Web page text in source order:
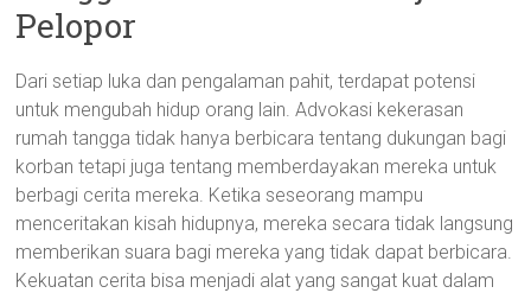
Pelopor
Dari setiap luka dan pengalaman pahit, terdapat potensi
untuk mengubah hidup orang lain. Advokasi kekerasan
rumah tangga tidak hanya berbicara tentang dukungan bagi
korban tetapi juga tentang memberdayakan mereka untuk
berbagi cerita mereka. Ketika seseorang mampu
menceritakan kisah hidupnya, mereka secara tidak langsung
memberikan suara bagi mereka yang tidak dapat berbicara.
Kekuatan cerita bisa menjadi alat yang sangat kuat dalam